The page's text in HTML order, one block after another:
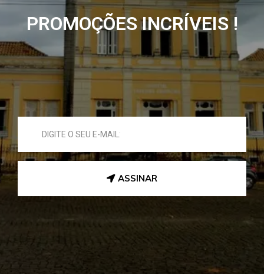
PROMOÇÕES INCRÍVEIS !
ASSINAR